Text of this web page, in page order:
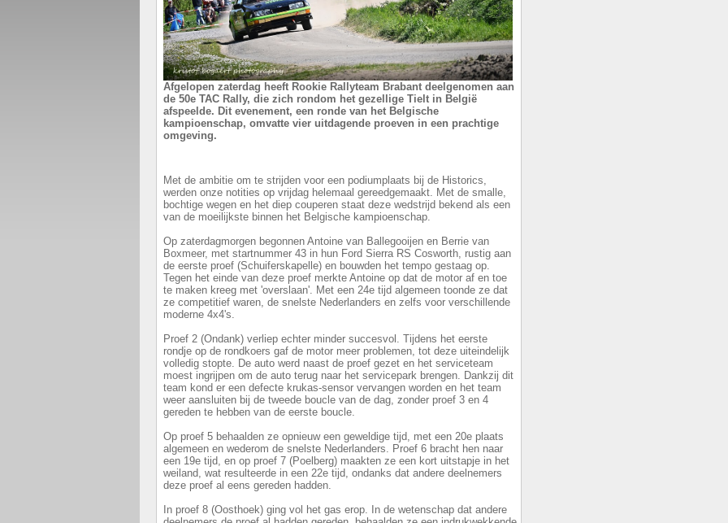
Afgelopen zaterdag heeft Rookie Rallyteam Brabant deelgenomen aan
de 50e TAC Rally, die zich rondom het gezellige Tielt in België
afspeelde. Dit evenement, een ronde van het Belgische
kampioenschap, omvatte vier uitdagende proeven in een prachtige
omgeving.
Met de ambitie om te strijden voor een podiumplaats bij de Historics,
werden onze notities op vrijdag helemaal gereedgemaakt. Met de smalle,
bochtige wegen en het diep couperen staat deze wedstrijd bekend als een
van de moeilijkste binnen het Belgische kampioenschap.
Op zaterdagmorgen begonnen Antoine van Ballegooijen en Berrie van
Boxmeer, met startnummer 43 in hun Ford Sierra RS Cosworth, rustig aan
de eerste proef (Schuiferskapelle) en bouwden het tempo gestaag op.
Tegen het einde van deze proef merkte Antoine op dat de motor af en toe
te maken kreeg met 'overslaan'. Met een 24e tijd algemeen toonde ze dat
ze competitief waren, de snelste Nederlanders en zelfs voor verschillende
moderne 4x4's.
Proef 2 (Ondank) verliep echter minder succesvol. Tijdens het eerste
rondje op de rondkoers gaf de motor meer problemen, tot deze uiteindelijk
volledig stopte. De auto werd naast de proef gezet en het serviceteam
moest ingrijpen om de auto terug naar het servicepark brengen. Dankzij dit
team kond er een defecte krukas-sensor vervangen worden en het team
weer aansluiten bij de tweede boucle van de dag, zonder proef 3 en 4
gereden te hebben van de eerste boucle.
Op proef 5 behaalden ze opnieuw een geweldige tijd, met een 20e plaats
algemeen en wederom de snelste Nederlanders. Proef 6 bracht hen naar
een 19e tijd, en op proef 7 (Poelberg) maakten ze een kort uitstapje in het
weiland, wat resulteerde in een 22e tijd, ondanks dat andere deelnemers
deze proef al eens gereden hadden.
In proef 8 (Oosthoek) ging vol het gas erop. In de wetenschap dat andere